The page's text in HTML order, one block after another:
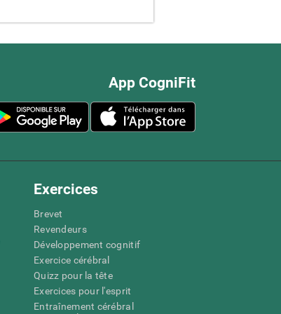
App CogniFit
Exercices
Brevet
Revendeurs
Développement cognitif
Exercice cérébral
Quizz pour la tête
Exercices pour l'esprit
Entraînement cérébral